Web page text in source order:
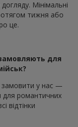
Мінімальні
тижня або
це.
для
у нас —
для романтичних
відтінки